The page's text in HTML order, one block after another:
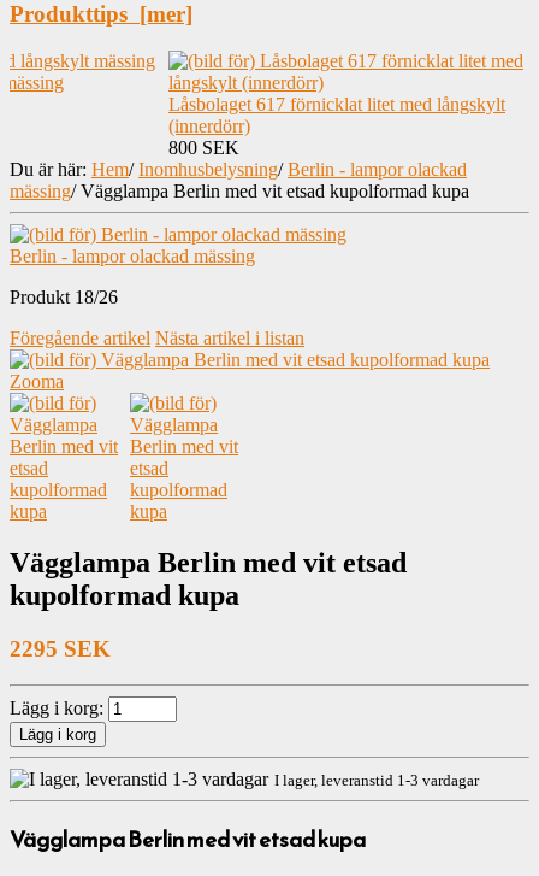
Produkttips [mer]
Låsbolaget 617 förnicklat litet med långskylt
(innerdörr)
800 SEK
Du är här: Hem/ Inomhusbelysning/ Berlin - lampor olackad
mässing/Vägglampa Berlin med vit etsad kupolformad kupa
Berlin - lampor olackad mässing
Produkt 18/26
Föregående artikel Nästa artikel i listan
Zooma
Vägglampa Berlin med vit etsad
kupolformad kupa
2295 SEK
Lägg i korg:
I lager, leveranstid 1-3 vardagar
Vägglampa Berlin med vit etsad kupa